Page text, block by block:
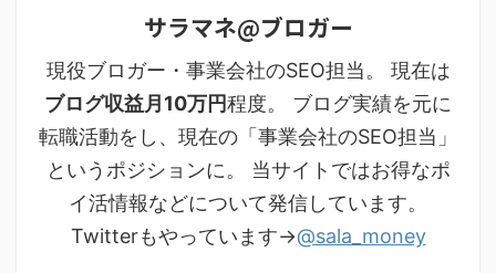
サラマネ@ブロガー
現役ブロガー・事業会社のSEO担当。 現在は
ブログ収益月10万円程度。 ブログ実績を元に
転職活動をし、現在の「事業会社のSEO担当」
というポジションに。 当サイトではお得なポ
イ活情報などについて発信しています。
Twitterもやっています→@sala_money